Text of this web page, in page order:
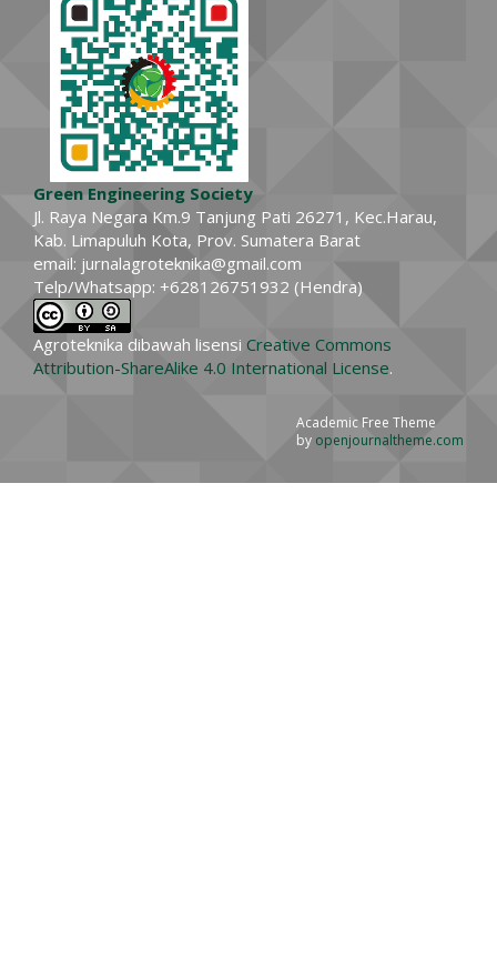
Green Engineering Society
Jl. Raya Negara Km.9 Tanjung Pati 26271, Kec.Harau,
Kab. Limapuluh Kota, Prov. Sumatera Barat
email: jurnalagroteknika@gmail.com
Telp/Whatsapp: +628126751932 (Hendra)
Agroteknika dibawah lisensi Creative Commons
Attribution-ShareAlike 4.0 International License.
Academic Free Theme
by openjournaltheme.com